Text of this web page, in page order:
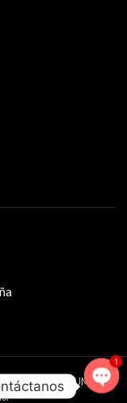
STUDIO. PREMIUM E-
1